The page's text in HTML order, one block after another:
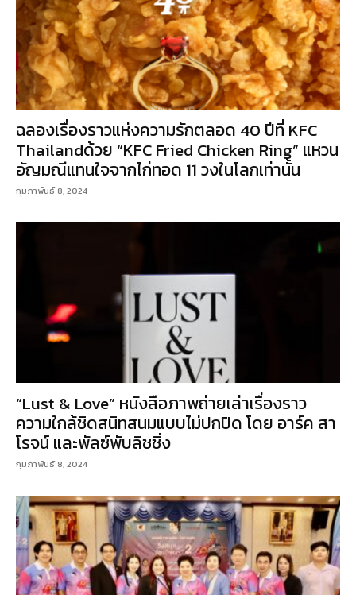
ฉลองเรื่องราวแห่งความรักตลอด 40 ปีที่ KFC
Thailandด้วย “KFC Fried Chicken Ring” แหวน
อัญมณีแทนใจจากไก่ทอด 11 วงในโลกเท่านั้น
กุมภาพันธ์ 8, 2024
“Lust & Love” หนังสือภาพถ่ายเล่าเรื่องราว
ความใกล้ชิดสนิทสนมแบบไม่ปกปิด โดย อาร์ค สา
โรจน์ และพัลซ์พับลิชชิ่ง
กุมภาพันธ์ 8, 2024